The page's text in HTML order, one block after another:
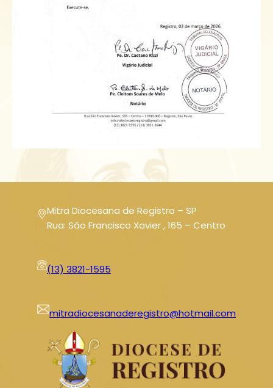
Mitra Diocesana de Registro – SP
Rua: São Francisco Xavier , 165 – Centro
(13) 3821-1595
mitradiocesanaderegistro@hotmail.com